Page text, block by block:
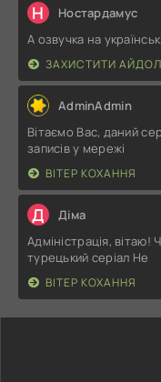
Н Ностардамус
А озвучка на
ЗАХИСТИТИ
AdminAdmin
Вітаємо Вас, даний
записів у мережі
ВІТЕР КОХАННЯ
Д Діма
Адміністрація, вітаю!
турецький серіал Не
ВІТЕР КОХАННЯ